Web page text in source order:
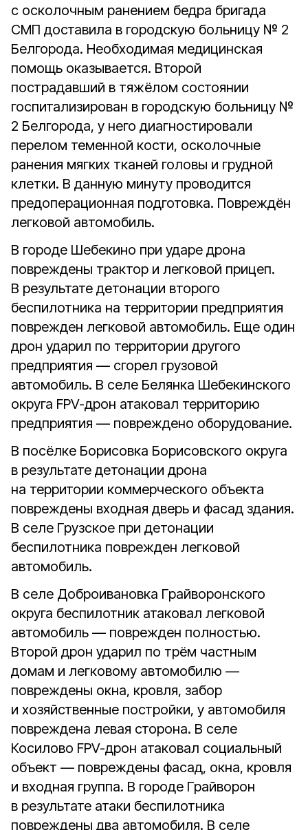
с осколочным ранением бедра бригада
СМП доставила в городскую больницу № 2
Белгорода. Необходимая медицинская
помощь оказывается. Второй
пострадавший в тяжёлом состоянии
госпитализирован в городскую больницу №
2 Белгорода, у него диагностировали
перелом теменной кости, осколочные
ранения мягких тканей головы и грудной
клетки. В данную минуту проводится
предоперационная подготовка. Повреждён
легковой автомобиль.
В городе Шебекино при ударе дрона
повреждены трактор и легковой прицеп.
В результате детонации второго
беспилотника на территории предприятия
поврежден легковой автомобиль. Еще один
дрон ударил по территории другого
предприятия — сгорел грузовой
автомобиль. В селе Белянка Шебекинского
округа FPV-дрон атаковал территорию
предприятия — повреждено оборудование.
В посёлке Борисовка Борисовского округа
в результате детонации дрона
на территории коммерческого объекта
повреждены входная дверь и фасад здания.
В селе Грузское при детонации
беспилотника поврежден легковой
автомобиль.
В селе Доброивановка Грайворонского
округа беспилотник атаковал легковой
автомобиль — поврежден полностью.
Второй дрон ударил по трём частным
домам и легковому автомобилю —
повреждены окна, кровля, забор
и хозяйственные постройки, у автомобиля
повреждена левая сторона. В селе
Косилово FPV-дрон атаковал социальный
объект — повреждены фасад, окна, кровля
и входная группа. В городе Грайворон
в результате атаки беспилотника
повреждены два автомобиля. В селе